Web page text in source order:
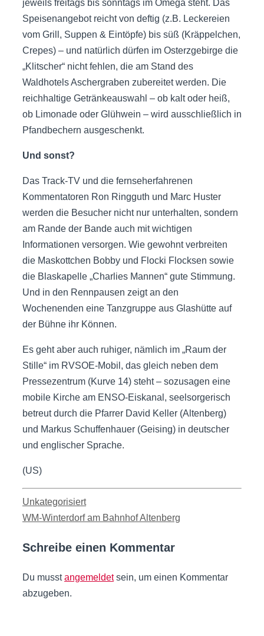
jeweils freitags bis sonntags im Omega steht. Das
Speisenangebot reicht von deftig (z.B. Leckereien
vom Grill, Suppen & Eintöpfe) bis süß (Kräppelchen,
Crepes) – und natürlich dürfen im Osterzgebirge die
„Klitscher“ nicht fehlen, die am Stand des
Waldhotels Aschergraben zubereitet werden. Die
reichhaltige Getränkeauswahl – ob kalt oder heiß,
ob Limonade oder Glühwein – wird ausschließlich in
Pfandbechern ausgeschenkt.
Und sonst?
Das Track-TV und die fernseherfahrenen
Kommentatoren Ron Ringguth und Marc Huster
werden die Besucher nicht nur unterhalten, sondern
am Rande der Bande auch mit wichtigen
Informationen versorgen. Wie gewohnt verbreiten
die Maskottchen Bobby und Flocki Flocksen sowie
die Blaskapelle „Charlies Mannen“ gute Stimmung.
Und in den Rennpausen zeigt an den
Wochenenden eine Tanzgruppe aus Glashütte auf
der Bühne ihr Können.
Es geht aber auch ruhiger, nämlich im „Raum der
Stille“ im RVSOE-Mobil, das gleich neben dem
Pressezentrum (Kurve 14) steht – sozusagen eine
mobile Kirche am ENSO-Eiskanal, seelsorgerisch
betreut durch die Pfarrer David Keller (Altenberg)
und Markus Schuffenhauer (Geising) in deutscher
und englischer Sprache.
(US)
Kategorien
Unkategorisiert
WM-Winterdorf am Bahnhof Altenberg
Schreibe einen Kommentar
Du musstangemeldetsein, um einen Kommentar
abzugeben.